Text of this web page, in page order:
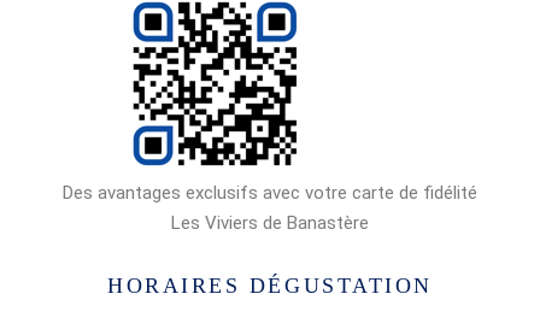
Des avantages exclusifs avec votre carte de fidélité
Les Viviers de Banastère
HORAIRES DÉGUSTATION